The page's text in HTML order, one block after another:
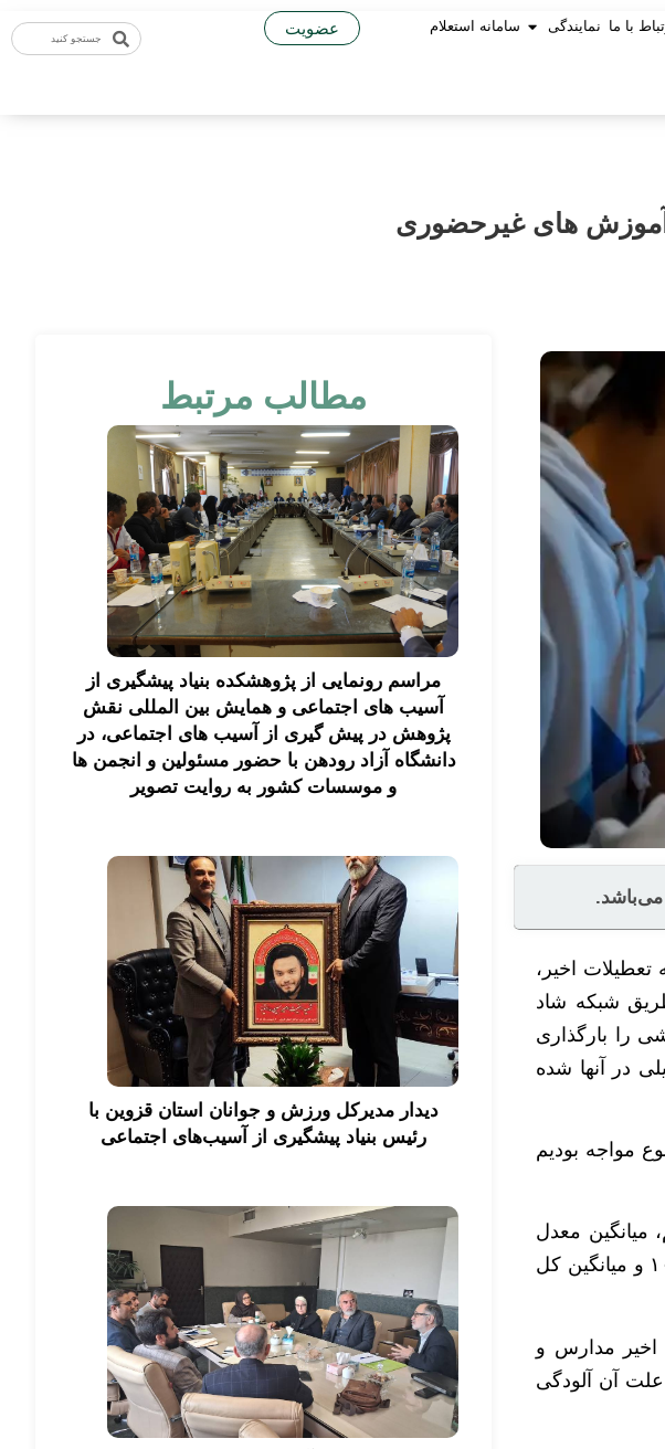
با ما نمایندگی سامانه استعلام عضویت
های غیرحضوری
می‌باشد.
تعطیلات اخیر،
شبکه شاد
را بارگذاری
در آنها شده
مواجه بودیم
معدل
دانش‌آموزان پایه دوازدهم در رشته‌های ریاضی ۱۳.۰۴، رشته تجربی ۱۳.۳۹، رشته انسانی ۱۰.۶۴ و میانگین کل
اخیر مدارس و
آن آلودگی
مطالب مرتبط
مراسم رونمایی از پژوهشکده بنیاد پیشگیری از
آسیب های اجتماعی و همایش بین المللی نقش
پژوهش در پیش گیری از آسیب های اجتماعی، در
دانشگاه آزاد رودهن با حضور مسئولین و انجمن ها
و موسسات کشور به روایت تصویر
دیدار مدیرکل ورزش و جوانان استان قزوین با
رئیس بنیاد پیشگیری از آسیب‌های اجتماعی